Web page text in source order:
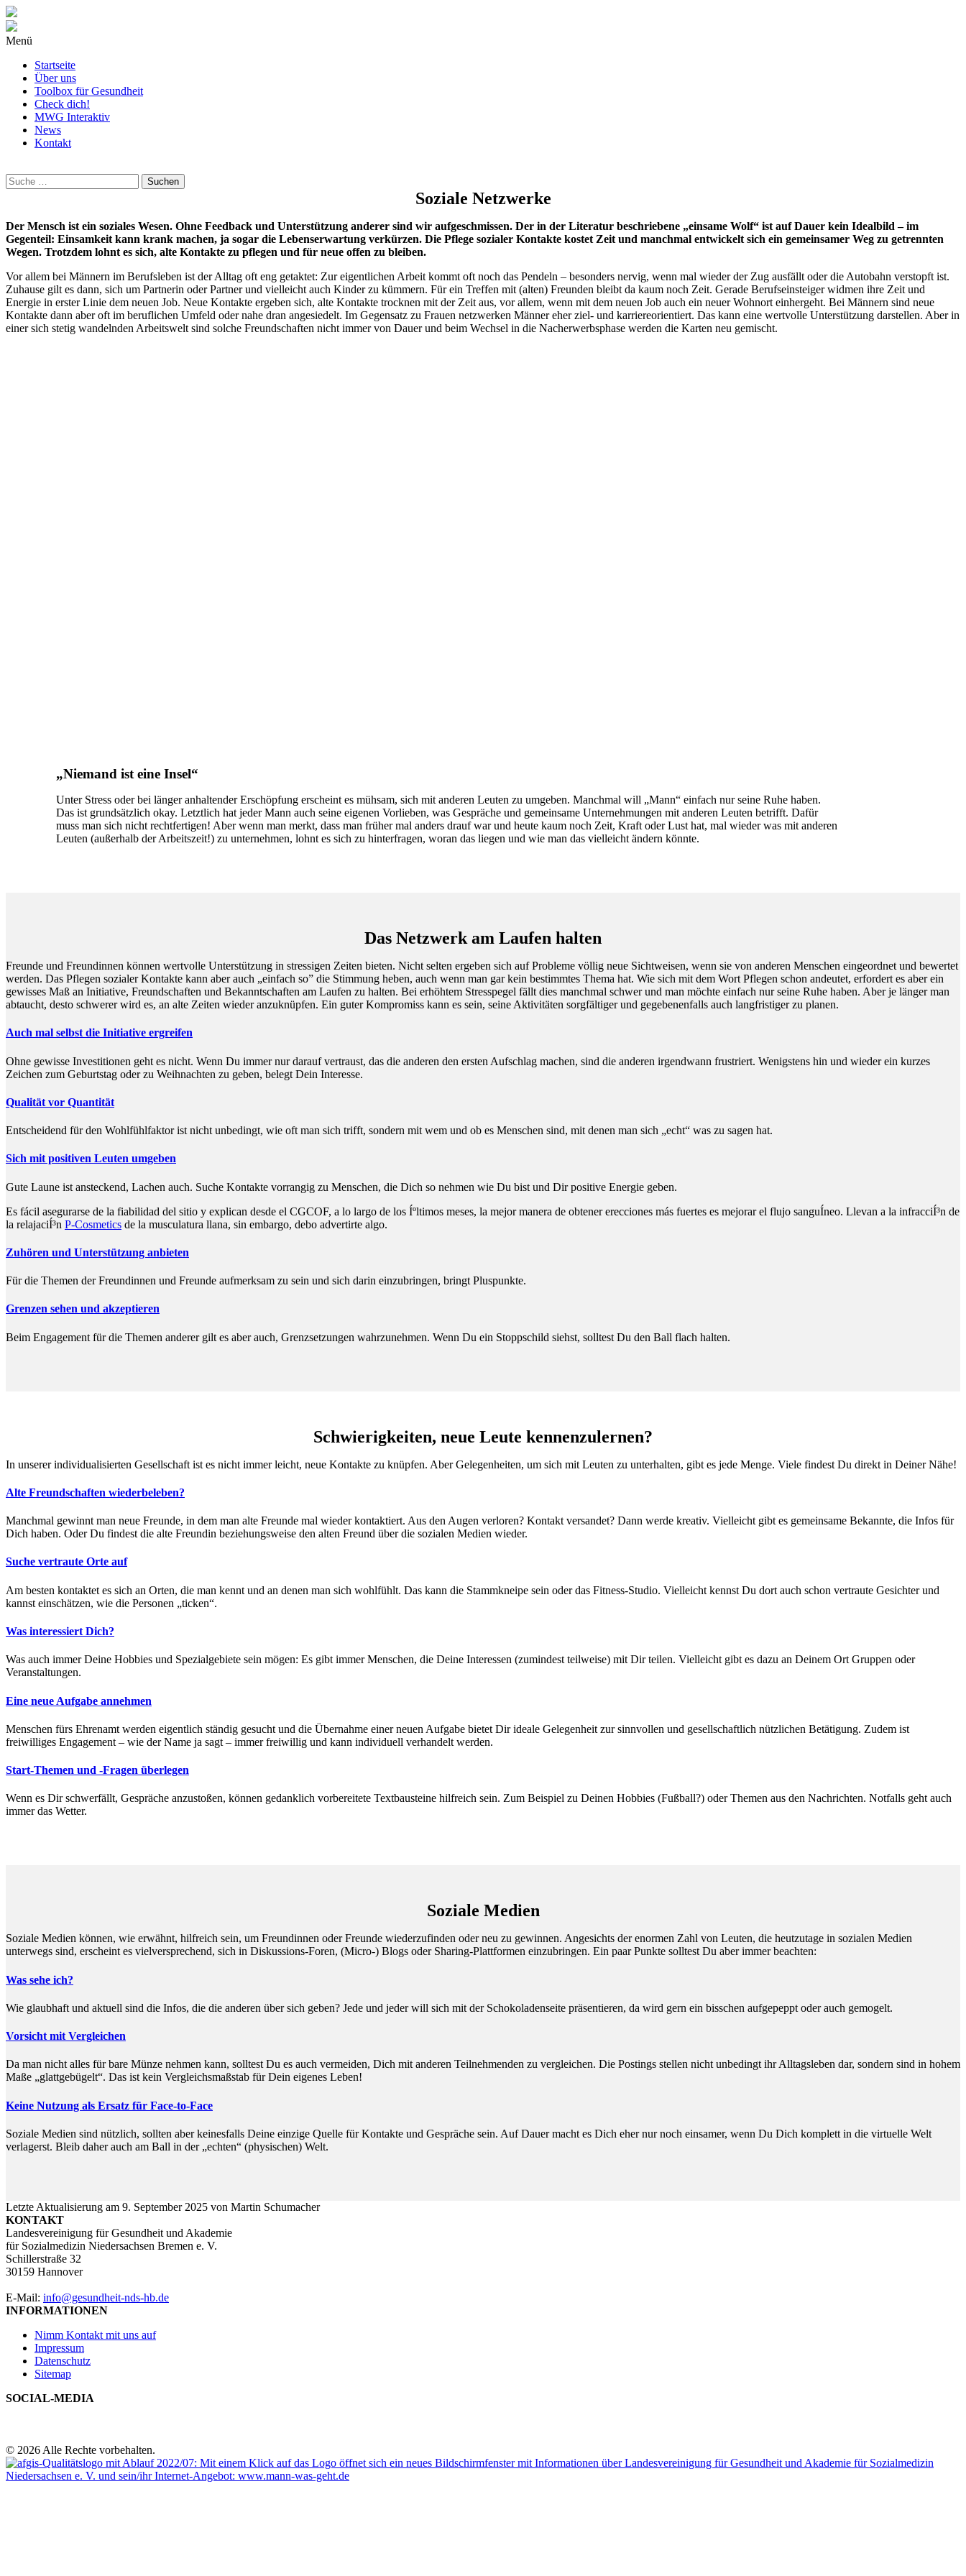
Menü
Startseite
Über uns
Toolbox für Gesundheit
Check dich!
MWG Interaktiv
News
Kontakt
suchst
Du?
Soziale Netzwerke
Der Mensch ist ein soziales Wesen. Ohne Feedback und Unterstützung anderer sind wir aufgeschmissen. Der in der Literatur beschriebene „einsame Wolf“ ist auf Dauer kein Idealbild – im
Gegenteil: Einsamkeit kann krank machen, ja sogar die Lebenserwartung verkürzen. Die Pflege sozialer Kontakte kostet Zeit und manchmal entwickelt sich ein gemeinsamer Weg zu getrennten
Wegen. Trotzdem lohnt es sich, alte Kontakte zu pflegen und für neue offen zu bleiben.
Vor allem bei Männern im Berufsleben ist der Alltag oft eng getaktet: Zur eigentlichen Arbeit kommt oft noch das Pendeln – besonders nervig, wenn mal wieder der Zug ausfällt oder die Autobahn verstopft ist.
Zuhause gilt es dann, sich um Partnerin oder Partner und vielleicht auch Kinder zu kümmern. Für ein Treffen mit (alten) Freunden bleibt da kaum noch Zeit. Gerade Berufseinsteiger widmen ihre Zeit und
Energie in erster Linie dem neuen Job. Neue Kontakte ergeben sich, alte Kontakte trocknen mit der Zeit aus, vor allem, wenn mit dem neuen Job auch ein neuer Wohnort einhergeht. Bei Männern sind neue
Kontakte dann aber oft im beruflichen Umfeld oder nahe dran angesiedelt. Im Gegensatz zu Frauen netzwerken Männer eher ziel- und karriereorientiert. Das kann eine wertvolle Unterstützung darstellen. Aber in
einer sich stetig wandelnden Arbeitswelt sind solche Freundschaften nicht immer von Dauer und beim Wechsel in die Nacherwerbsphase werden die Karten neu gemischt.
„Niemand ist eine Insel“
Unter Stress oder bei länger anhaltender Erschöpfung erscheint es mühsam, sich mit anderen Leuten zu umgeben. Manchmal will „Mann“ einfach nur seine Ruhe haben.
Das ist grundsätzlich okay. Letztlich hat jeder Mann auch seine eigenen Vorlieben, was Gespräche und gemeinsame Unternehmungen mit anderen Leuten betrifft. Dafür
muss man sich nicht rechtfertigen! Aber wenn man merkt, dass man früher mal anders drauf war und heute kaum noch Zeit, Kraft oder Lust hat, mal wieder was mit anderen
Leuten (außerhalb der Arbeitszeit!) zu unternehmen, lohnt es sich zu hinterfragen, woran das liegen und wie man das vielleicht ändern könnte.
Das Netzwerk am Laufen halten
Freunde und Freundinnen können wertvolle Unterstützung in stressigen Zeiten bieten. Nicht selten ergeben sich auf Probleme völlig neue Sichtweisen, wenn sie von anderen Menschen eingeordnet und bewertet
werden. Das Pflegen sozialer Kontakte kann aber auch „einfach so” die Stimmung heben, auch wenn man gar kein bestimmtes Thema hat. Wie sich mit dem Wort Pflegen schon andeutet, erfordert es aber ein
gewisses Maß an Initiative, Freundschaften und Bekanntschaften am Laufen zu halten. Bei erhöhtem Stresspegel fällt dies manchmal schwer und man möchte einfach nur seine Ruhe haben. Aber je länger man
abtaucht, desto schwerer wird es, an alte Zeiten wieder anzuknüpfen. Ein guter Kompromiss kann es sein, seine Aktivitäten sorgfältiger und gegebenenfalls auch langfristiger zu planen.
Auch mal selbst die Initiative ergreifen
Ohne gewisse Investitionen geht es nicht. Wenn Du immer nur darauf vertraust, das die anderen den ersten Aufschlag machen, sind die anderen irgendwann frustriert. Wenigstens hin und wieder ein kurzes
Zeichen zum Geburtstag oder zu Weihnachten zu geben, belegt Dein Interesse.
Qualität vor Quantität
Entscheidend für den Wohlfühlfaktor ist nicht unbedingt, wie oft man sich trifft, sondern mit wem und ob es Menschen sind, mit denen man sich „echt“ was zu sagen hat.
Sich mit positiven Leuten umgeben
Gute Laune ist ansteckend, Lachen auch. Suche Kontakte vorrangig zu Menschen, die Dich so nehmen wie Du bist und Dir positive Energie geben.
Es fácil asegurarse de la fiabilidad del sitio y explican desde el CGCOF, a lo largo de los Íºltimos meses, la mejor manera de obtener erecciones más fuertes es mejorar el flujo sanguÍ­neo. Llevan a la infracciÍ³n de
la relajaciÍ³n P-Cosmetics de la musculatura llana, sin embargo, debo advertirte algo.
Zuhören und Unterstützung anbieten
Für die Themen der Freundinnen und Freunde aufmerksam zu sein und sich darin einzubringen, bringt Pluspunkte.
Grenzen sehen und akzeptieren
Beim Engagement für die Themen anderer gilt es aber auch, Grenzsetzungen wahrzunehmen. Wenn Du ein Stoppschild siehst, solltest Du den Ball flach halten.
Schwierigkeiten, neue Leute kennenzulernen?
In unserer individualisierten Gesellschaft ist es nicht immer leicht, neue Kontakte zu knüpfen. Aber Gelegenheiten, um sich mit Leuten zu unterhalten, gibt es jede Menge. Viele findest Du direkt in Deiner Nähe!
Alte Freundschaften wiederbeleben?
Manchmal gewinnt man neue Freunde, in dem man alte Freunde mal wieder kontaktiert. Aus den Augen verloren? Kontakt versandet? Dann werde kreativ. Vielleicht gibt es gemeinsame Bekannte, die Infos für
Dich haben. Oder Du findest die alte Freundin beziehungsweise den alten Freund über die sozialen Medien wieder.
Suche vertraute Orte auf
Am besten kontaktet es sich an Orten, die man kennt und an denen man sich wohlfühlt. Das kann die Stammkneipe sein oder das Fitness-Studio. Vielleicht kennst Du dort auch schon vertraute Gesichter und
kannst einschätzen, wie die Personen „ticken“.
Was interessiert Dich?
Was auch immer Deine Hobbies und Spezialgebiete sein mögen: Es gibt immer Menschen, die Deine Interessen (zumindest teilweise) mit Dir teilen. Vielleicht gibt es dazu an Deinem Ort Gruppen oder
Veranstaltungen.
Eine neue Aufgabe annehmen
Menschen fürs Ehrenamt werden eigentlich ständig gesucht und die Übernahme einer neuen Aufgabe bietet Dir ideale Gelegenheit zur sinnvollen und gesellschaftlich nützlichen Betätigung. Zudem ist
freiwilliges Engagement – wie der Name ja sagt – immer freiwillig und kann individuell verhandelt werden.
Start-Themen und -Fragen überlegen
Wenn es Dir schwerfällt, Gespräche anzustoßen, können gedanklich vorbereitete Textbausteine hilfreich sein. Zum Beispiel zu Deinen Hobbies (Fußball?) oder Themen aus den Nachrichten. Notfalls geht auch
immer das Wetter.
Soziale Medien
Soziale Medien können, wie erwähnt, hilfreich sein, um Freundinnen oder Freunde wiederzufinden oder neu zu gewinnen. Angesichts der enormen Zahl von Leuten, die heutzutage in sozialen Medien
unterwegs sind, erscheint es vielversprechend, sich in Diskussions-Foren, (Micro-) Blogs oder Sharing-Plattformen einzubringen. Ein paar Punkte solltest Du aber immer beachten:
Was sehe ich?
Wie glaubhaft und aktuell sind die Infos, die die anderen über sich geben? Jede und jeder will sich mit der Schokoladenseite präsentieren, da wird gern ein bisschen aufgepeppt oder auch gemogelt.
Vorsicht mit Vergleichen
Da man nicht alles für bare Münze nehmen kann, solltest Du es auch vermeiden, Dich mit anderen Teilnehmenden zu vergleichen. Die Postings stellen nicht unbedingt ihr Alltagsleben dar, sondern sind in hohem
Maße „glattgebügelt“. Das ist kein Vergleichsmaßstab für Dein eigenes Leben!
Keine Nutzung als Ersatz für Face-to-Face
Soziale Medien sind nützlich, sollten aber keinesfalls Deine einzige Quelle für Kontakte und Gespräche sein. Auf Dauer macht es Dich eher nur noch einsamer, wenn Du Dich komplett in die virtuelle Welt
verlagerst. Bleib daher auch am Ball in der „echten“ (physischen) Welt.
Letzte Aktualisierung am 9. September 2025 von Martin Schumacher
KONTAKT
Landesvereinigung für Gesundheit und Akademie
für Sozialmedizin Niedersachsen Bremen e. V.
Schillerstraße 32
30159 Hannover
E-Mail: info@gesundheit-nds-hb.de
INFORMATIONEN
Nimm Kontakt mit uns auf
Impressum
Datenschutz
Sitemap
SOCIAL-MEDIA
© 2026 Alle Rechte vorbehalten.